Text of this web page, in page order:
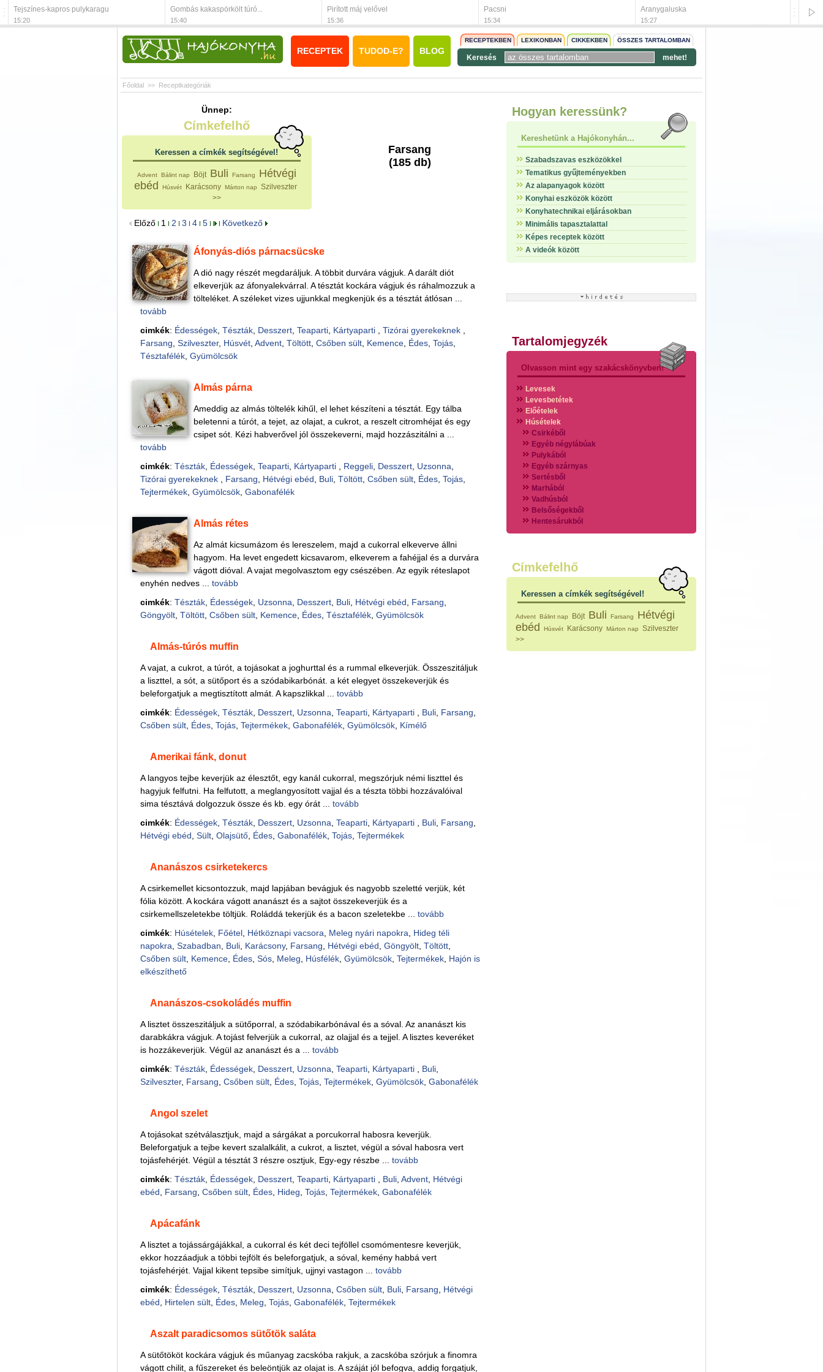
Tejszínes-kapros pulykaragu
15:20
Gombás kakaspörkölt túró...
15:40
Pirított máj velővel
15:36
Pacsni
15:34
Aranygaluska
15:27
RECEPTEK TUDOD-E? BLOG
RECEPTEKBEN LEXIKONBAN CIKKEKBEN ÖSSZES TARTALOMBAN
Keresés mehet!
Főoldal >> Receptkategóriák
Ünnep:
Címkefelhő
Keressen a címkék segítségével!
Advent Bálint nap Böjt Buli Farsang
Hétvégi
ebéd
Húsvét Karácsony Márton nap
Szilveszter
>>
Farsang
(185 db)
Előző 1 2 3 4 5 Következő
Áfonyás-diós párnacsücske
A dió nagy részét megdaráljuk. A többit durvára vágjuk. A darált diót
elkeverjük az áfonyalekvárral. A tésztát kockára vágjuk és ráhalmozzuk a
tölteléket. A széleket vizes ujjunkkal megkenjük és a tésztát átlósan ...
tovább
cimkék: Édességek, Tészták, Desszert, Teaparti, Kártyaparti Tizórai gyerekeknek
Farsang Szilveszter, Húsvét, Advent, Töltött, Csőben sült, Kemence, Édes, Tojás,
Tésztafélék, Gyümölcsök
Almás párna
Ameddig az almás töltelék kihűl, el lehet készíteni a tésztát. Egy tálba
beletenni a túrót, a tejet, az olajat, a cukrot, a reszelt citromhéjat és egy
csipet sót. Kézi habverővel jól összekeverni, majd hozzászitálni a ...
tovább
cimkék: Tészták, Édességek, Teaparti, Kártyaparti Reggeli, Desszert, Uzsonna
Tizórai gyerekeknek
Farsang Hétvégi ebéd Buli, Töltött, Csőben sült, Édes, Tojás,
Tejtermékek, Gyümölcsök, Gabonafélék
Almás rétes
Az almát kicsumázom és lereszelem, majd a cukorral elkeverve állni
hagyom. Ha levet engedett kicsavarom, elkeverem a fahéjjal és a durvára
vágott dióval. A vajat megolvasztom egy csészében. Az egyik réteslapot
enyhén nedves ... tovább
cimkék: Tészták, Édességek, Uzsonna Desszert, Buli, Hétvégi ebéd Farsang
Göngyölt, Töltött, Csőben sült, Kemence, Édes, Tésztafélék, Gyümölcsök
Almás-túrós muffin
A vajat, a cukrot, a túrót, a tojásokat a joghurttal és a rummal elkeverjük. Összeszitáljuk
a liszttel, a sót, a sütőport és a szódabikarbónát. a két elegyet összekeverjük és
beleforgatjuk a megtisztított almát. A kapszlikkal ... tovább
cimkék: Édességek, Tészták, Desszert, Uzsonna Teaparti, Kártyaparti Buli, Farsang
Csőben sült, Édes, Tojás, Tejtermékek, Gabonafélék, Gyümölcsök, Kímélő
Amerikai fánk, donut
A langyos tejbe keverjük az élesztőt, egy kanál cukorral, megszórjuk némi liszttel és
hagyjuk felfutni. Ha felfutott, a meglangyosított vajjal és a tészta többi hozzávalóival
sima tésztává dolgozzuk össze és kb. egy órát ... tovább
cimkék: Édességek, Tészták, Desszert, Uzsonna Teaparti, Kártyaparti Buli, Farsang
Hétvégi ebéd Sült, Olajsütő, Édes, Gabonafélék, Tojás, Tejtermékek
Ananászos csirketekercs
A csirkemellet kicsontozzuk, majd lapjában bevágjuk és nagyobb szeletté verjük, két
fólia között. A kockára vágott ananászt és a sajtot összekeverjük és a
csirkemellszeletekbe töltjük. Roláddá tekerjük és a bacon szeletekbe ... tovább
cimkék: Húsételek, Főétel, Hétköznapi vacsora Meleg nyári napokra
Hideg téli
napokra Szabadban Buli, Karácsony, Farsang Hétvégi ebéd Göngyölt, Töltött,
Csőben sült, Kemence, Édes, Sós, Meleg Húsfélék, Gyümölcsök, Tejtermékek, Hajón is
elkészíthető
Ananászos-csokoládés muffin
A lisztet összeszitáljuk a sütőporral, a szódabikarbónával és a sóval. Az ananászt kis
darabkákra vágjuk. A tojást felverjük a cukorral, az olajjal és a tejjel. A lisztes keveréket
is hozzákeverjük. Végül az ananászt és a ... tovább
cimkék: Tészták, Édességek, Desszert, Uzsonna Teaparti, Kártyaparti Buli,
Szilveszter, Farsang Csőben sült, Édes, Tojás, Tejtermékek, Gyümölcsök, Gabonafélék
Angol szelet
A tojásokat szétválasztjuk, majd a sárgákat a porcukorral habosra keverjük.
Beleforgatjuk a tejbe kevert szalalkálit, a cukrot, a lisztet, végül a sóval habosra vert
tojásfehérjét. Végül a tésztát 3 részre osztjuk, Egy-egy részbe ... tovább
cimkék: Tészták, Édességek, Desszert, Teaparti, Kártyaparti Buli, Advent, Hétvégi
ebéd
Farsang Csőben sült, Édes, Hideg Tojás, Tejtermékek, Gabonafélék
Apácafánk
A lisztet a tojássárgájákkal, a cukorral és két deci tejföllel csomómentesre keverjük,
ekkor hozzáadjuk a többi tejfölt és beleforgatjuk, a sóval, kemény habbá vert
tojásfehérjét. Vajjal kikent tepsibe simítjuk, ujjnyi vastagon ... tovább
cimkék: Édességek, Tészták, Desszert, Uzsonna Csőben sült, Buli, Farsang
Hétvégi
ebéd
Hirtelen sült, Édes, Meleg Tojás, Gabonafélék, Tejtermékek
Aszalt paradicsomos sütőtök saláta
A sütőtököt kockára vágjuk és műanyag zacskóba rakjuk, a zacskóba szórjuk a finomra
vágott chilit, a fűszereket és beleöntjük az olajat is. A száját jól befogva, addig forgatjuk,
Hogyan keressünk?
Kereshetünk a Hajókonyhán...
Szabadszavas eszközökkel
Tematikus gyűjteményekben
Az alapanyagok között
Konyhai eszközök között
Konyhatechnikai eljárásokban
Minimális tapasztalattal
Képes receptek között
A videók között
Tartalomjegyzék
Olvasson mint egy szakácskönyvben!
Levesek
Levesbetétek
Előételek
Húsételek
Csirkéből
Egyéb négylábúak
Pulykából
Egyéb szárnyas
Sertésből
Marhából
Vadhúsból
Belsőségekből
Hentesárukból
Vadszárnyasokból
Halak
Hidegvérűek
Klasszikus főzelékek
Zöldséges ételek
Saláták
Főtt tészták
Címkefelhő
Keressen a címkék segítségével!
Advent Bálint nap Böjt Buli Farsang
Hétvégi
ebéd
Húsvét Karácsony Márton nap
Szilveszter
>>